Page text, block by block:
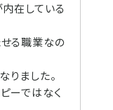
在している
る職業なの
りました。
ーではなく